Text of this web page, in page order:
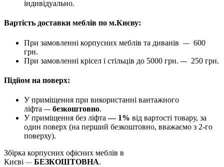
індивідуально.
Вартість доставки меблів по м.Києву:
При замовленні корпусних меблів та диванів — 600
грн.
При замовленні крісел і стільців до 5000 грн. — 250 грн.
Підйом на поверх:
У приміщення при використанні вантажного
ліфта — безкоштовно.
У приміщення без ліфта— 1% від вартості товару, за
один поверх (на перший безкоштовно, вважаємо з 2-го
поверху).
Збірка корпусних офісних меблів в
Києві — БЕЗКОШТОВНА.